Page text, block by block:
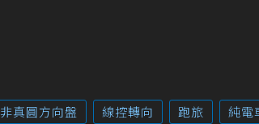
非真圓方向盤 線控轉向 跑旅 純電